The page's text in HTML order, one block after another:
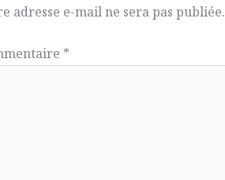
adresse e-mail ne sera pas publiée.
*